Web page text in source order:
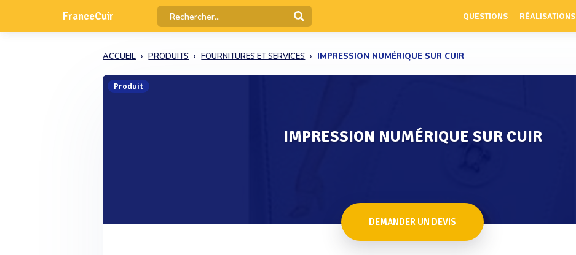
FranceCuir QUESTIONS RÉALISATIONS
ACCUEIL PRODUITS FOURNITURES ET SERVICES IMPRESSION NUMÉRIQUE SUR CUIR
Produit
IMPRESSION NUMÉRIQUE SUR CUIR
DEMANDER UN DEVIS